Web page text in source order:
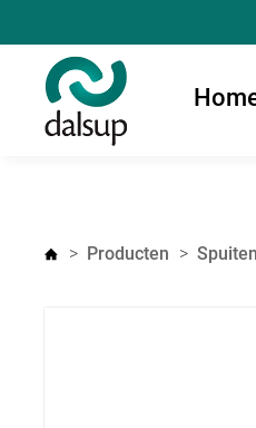
Producten